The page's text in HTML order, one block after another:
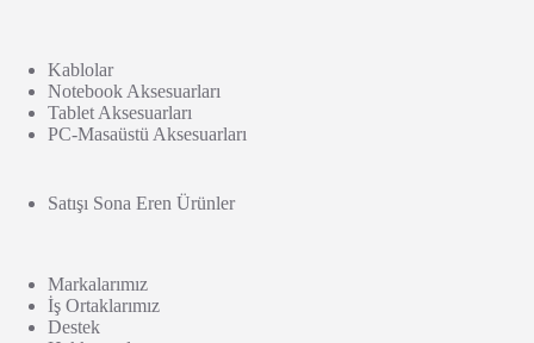
Kablolar
Notebook Aksesuarları
Tablet Aksesuarları
PC-Masaüstü Aksesuarları
Satışı Sona Eren Ürünler
Markalarımız
İş Ortaklarımız
Destek